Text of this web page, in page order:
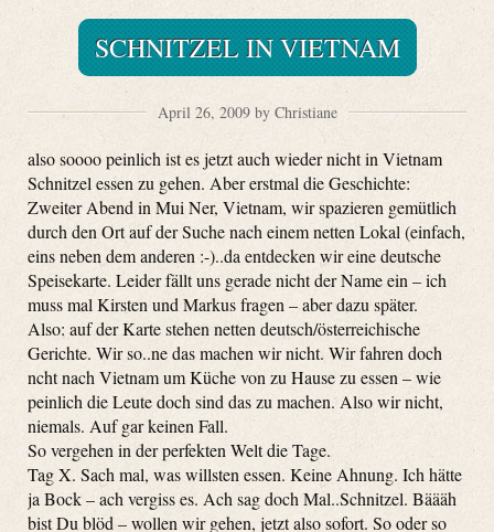
SCHNITZEL IN VIETNAM
April 26, 2009 by Christiane
also soooo peinlich ist es jetzt auch wieder nicht in Vietnam
Schnitzel essen zu gehen. Aber erstmal die Geschichte:
Zweiter Abend in Mui Ner, Vietnam, wir spazieren gemütlich
durch den Ort auf der Suche nach einem netten Lokal (einfach,
eins neben dem anderen :-)..da entdecken wir eine deutsche
Speisekarte. Leider fällt uns gerade nicht der Name ein – ich
muss mal Kirsten und Markus fragen – aber dazu später.
Also: auf der Karte stehen netten deutsch/österreichische
Gerichte. Wir so..ne das machen wir nicht. Wir fahren doch
ncht nach Vietnam um Küche von zu Hause zu essen – wie
peinlich die Leute doch sind das zu machen. Also wir nicht,
niemals. Auf gar keinen Fall.
So vergehen in der perfekten Welt die Tage.
Tag X. Sach mal, was willsten essen. Keine Ahnung. Ich hätte
ja Bock – ach vergiss es. Ach sag doch Mal..Schnitzel. Bäääh
bist Du blöd – wollen wir gehen, jetzt also sofort. So oder so